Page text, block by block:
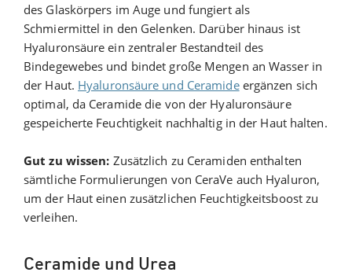
des Glaskörpers im Auge und fungiert als
Schmiermittel in den Gelenken. Darüber hinaus ist
Hyaluronsäure ein zentraler Bestandteil des
Bindegewebes und bindet große Mengen an Wasser in
der Haut. Hyaluronsäure und Ceramideergänzen sich
optimal, da Ceramide die von der Hyaluronsäure
gespeicherte Feuchtigkeit nachhaltig in der Haut halten.
Gut zu wissen: Zusätzlich zu Ceramiden enthalten
sämtliche Formulierungen von CeraVe auch Hyaluron,
um der Haut einen zusätzlichen Feuchtigkeitsboost zu
verleihen.
Ceramide und Urea